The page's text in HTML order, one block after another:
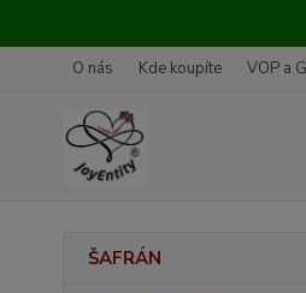
O nás Kde koupíte VOP a
ŠAFRÁN